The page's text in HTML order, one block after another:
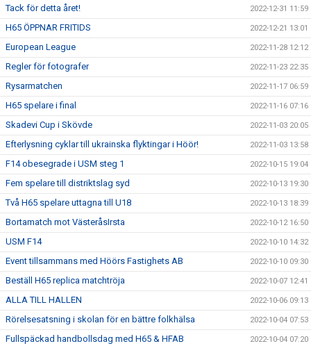
Tack för detta året! 2022-12-31 11:59
H65 ÖPPNAR FRITIDS 2022-12-21 13:01
European League 2022-11-28 12:12
Regler för fotografer 2022-11-23 22:35
Rysarmatchen 2022-11-17 06:59
H65 spelare i final 2022-11-16 07:16
Skadevi Cup i Skövde 2022-11-03 20:05
Efterlysning cyklar till ukrainska flyktingar i Höör! 2022-11-03 13:58
F14 obesegrade i USM steg 1 2022-10-15 19:04
Fem spelare till distriktslag syd 2022-10-13 19:30
Två H65 spelare uttagna till U18 2022-10-13 18:39
Bortamatch mot VästeråsIrsta 2022-10-12 16:50
USM F14 2022-10-10 14:32
Event tillsammans med Höörs Fastighets AB 2022-10-10 09:30
Beställ H65 replica matchtröja 2022-10-07 12:41
ALLA TILL HALLEN 2022-10-06 09:13
Rörelsesatsning i skolan för en bättre folkhälsa 2022-10-04 07:53
Fullspäckad handbollsdag med H65 & HFAB 2022-10-04 07:20